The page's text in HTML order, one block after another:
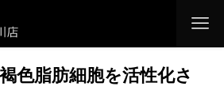
色脂肪細胞を活性化さ